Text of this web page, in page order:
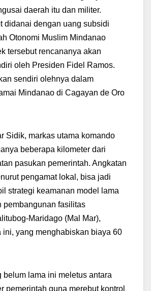
daerah itu dan militer.
didanai dengan uang subsidi
Otonomi Muslim Mindanao
tersebut rencananya akan
oleh Presiden Fidel Ramos.
sendiri olehnya dalam
Mindanao di Cagayan de Oro
Sidik, markas utama komando
beberapa kilometer dari
pasukan pemerintah. Angkatan
pengamat lokal, bisa jadi
strategi keamanan model lama
pembangunan fasilitas
Maridago (Mal Mar),
ini, yang menghabiskan biaya 60
belum lama ini meletus antara
pemerintah guna merebut kontrol